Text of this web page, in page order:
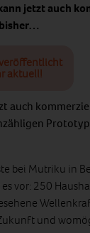
jetzt auch
aktuell!
auch
bei Mutriku in
vor: 250
und